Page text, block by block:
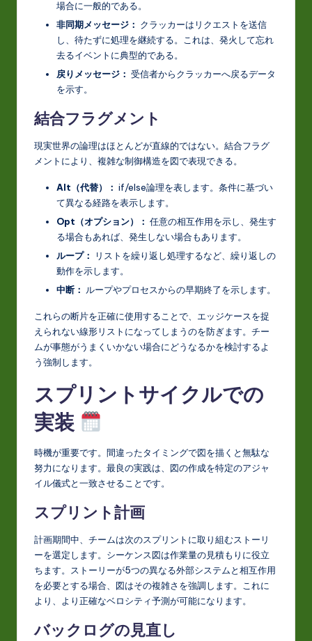
場合に一般的である。
非同期メッセージ： クラッカーはリクエストを送信
し、待たずに処理を継続する。これは、発火して忘れ
去るイベントに典型的である。
戻りメッセージ： 受信者からクラッカーへ戻るデータ
を示す。
結合フラグメント
現実世界の論理はほとんどが直線的ではない。結合フラグ
メントにより、複雑な制御構造を図で表現できる。
Alt（代替）： if/else論理を表します。条件に基づい
て異なる経路を表示します。
Opt（オプション）： 任意の相互作用を示し、発生す
る場合もあれば、発生しない場合もあります。
ループ：
リストを繰り返し処理するなど、繰り返しの
動作を示します。
中断： ループやプロセスからの早期終了を示します。
これらの断片を正確に使用することで、エッジケースを捉
えられない線形リストになってしまうのを防ぎます。チー
ムが事態がうまくいかない場合にどうなるかを検討するよ
う強制します。
スプリントサイクルでの
実装
時機が重要です。間違ったタイミングで図を描くと無駄な
努力になります。最良の実践は、図の作成を特定のアジャ
イル儀式と一致させることです。
スプリント計画
計画期間中、チームは次のスプリントに取り組むストーリ
ーを選定します。シーケンス図は作業量の見積もりに役立
ちます。ストーリーが5つの異なる外部システムと相互作用
を必要とする場合、図はその複雑さを強調します。これに
より、より正確なベロシティ予測が可能になります。
バックログの見直し